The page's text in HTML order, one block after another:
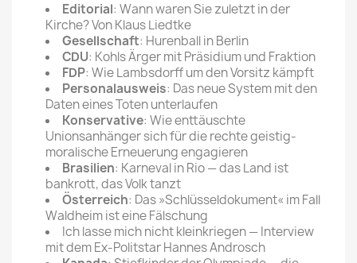
Editorial: Wann waren Sie zuletzt in der
Kirche? Von Klaus Liedtke
Gesellschaft: Hurenball in Berlin
CDU: Kohls Ärger mit Präsidium und Fraktion
FDP: Wie Lambsdorff um den Vorsitz kämpft
Personalausweis: Das neue System mit den
Daten eines Toten unterlaufen
Konservative: Wie enttäuschte
Unionsanhänger sich für die rechte geistig-
moralische Erneuerung engagieren
Brasilien: Karneval in Rio — das Land ist
bankrott, das Volk tanzt
Österreich: Das »Schlüsseldokument« im Fall
Waldheim ist eine Fälschung
Ich lasse mich nicht kleinkriegen — Interview
mit dem Ex-Politstar Hannes Androsch